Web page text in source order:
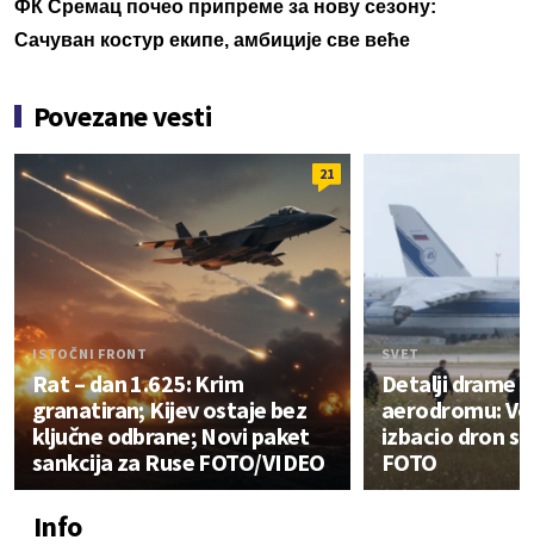
ФК Сремац почео припреме за нову сезону:
Сачуван костур екипе, амбиције све веће
Povezane vesti
21
ISTOČNI FRONT
Rat – dan 1.625: Krim
granatiran; Kijev ostaje bez
ključne odbrane; Novi paket
sankcija za Ruse FOTO/VIDEO
SVET
Detalji drame
aerodromu:
izbacio dron
FOTO
Info